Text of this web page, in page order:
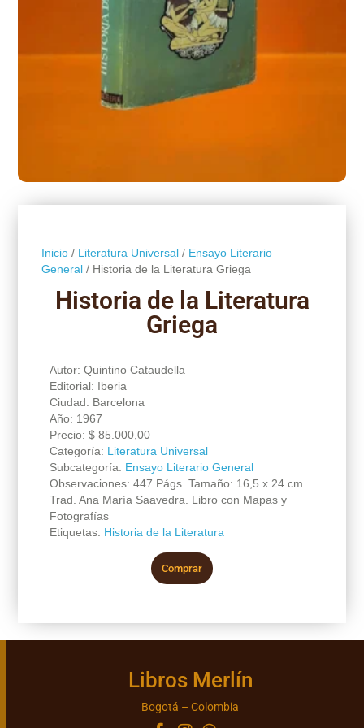
Inicio/ Literatura Universal/ Ensayo Literario
General/ Historia de la Literatura Griega
Historia de la Literatura
Griega
Autor: Quintino Cataudella
Editorial: Iberia
Ciudad: Barcelona
Año: 1967
Precio: $85.000,00
Categoría: Literatura Universal
Subcategoría: Ensayo Literario General
Observaciones: 447 Págs. Tamaño: 16,5 x 24 cm.
Trad. Ana María Saavedra. Libro con Mapas y
Fotografías
Etiquetas: Historia de la Literatura
Comprar
Libros Merlín
Bogotá – Colombia